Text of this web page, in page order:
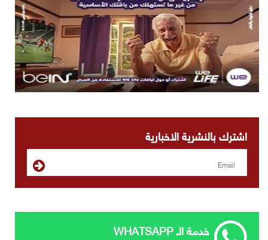
اشترك بالنشرية الاخبارية
خدمة الـ WHATSAPP